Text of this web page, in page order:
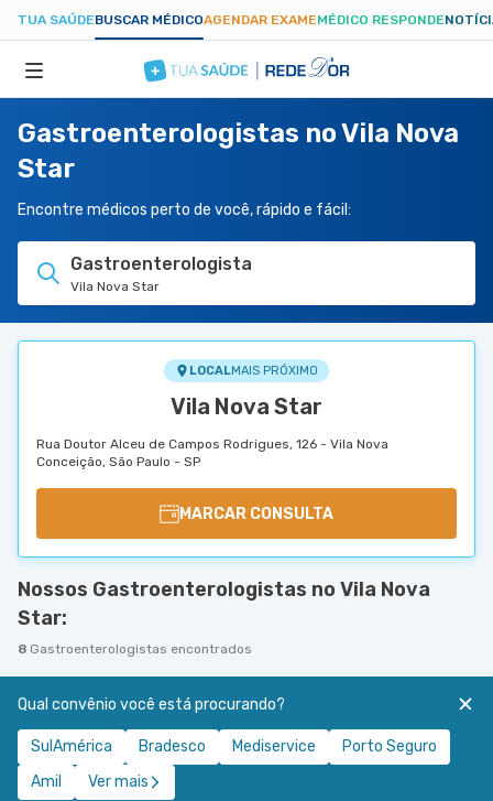
TUA SAÚDEBUSCAR MÉDICOAGENDAR EXAMEMÉDICO RESPONDE
ESPECIALIDADES
HOSPITAIS
TUASAUDE.COM
Gastroenterologistas no Vila Nova
Star
Encontre médicos perto de você, rápido e fácil:
Gastroenterologista
Vila Nova Star
LOCALMAIS PRÓXIMO
Vila Nova Star
Rua Doutor Alceu de Campos Rodrigues, 126 - Vila Nova
Conceição, São Paulo - SP
MARCAR CONSULTA
Nossos Gastroenterologistas no Vila Nova
Star:
8 Gastroenterologistas encontrados
Qual convênio você está procurando?
SulAmérica Bradesco Mediservice
Porto Seguro
Amil
Ver mais